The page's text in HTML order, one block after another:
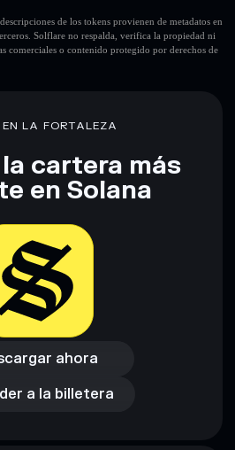
de los tokens provienen de metadatos en
Solflare no respalda, verifica la propiedad ni
comerciales o contenido protegido por derechos de
LA FORTALEZA
cartera más
en Solana
ahora
ahora
a la billetera
a la billetera